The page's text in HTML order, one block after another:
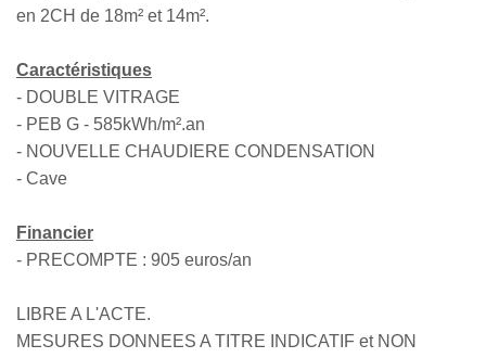
en 2CH de 18m² et 14m².
Caractéristiques
- DOUBLE VITRAGE
- PEB G - 585kWh/m².an
- NOUVELLE CHAUDIERE CONDENSATION
- Cave
Financier
- PRECOMPTE : 905 euros/an
LIBRE A L'ACTE.
MESURES DONNEES A TITRE INDICATIF et NON